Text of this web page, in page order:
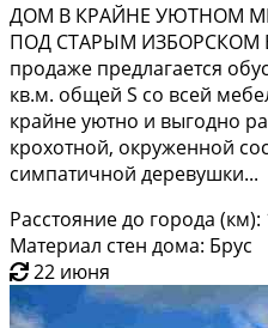
ДОМ В КРАЙНЕ УЮТНОМ
ПОД СТАРЫМ ИЗБОРСКОМ
продаже предлагается
кв.м. общей S со всей
крайне уютно и выгодно
крохотной, окруженной
симпатичной деревушки...
Расстояние до города
Материал стен дома: Брус
22 июня